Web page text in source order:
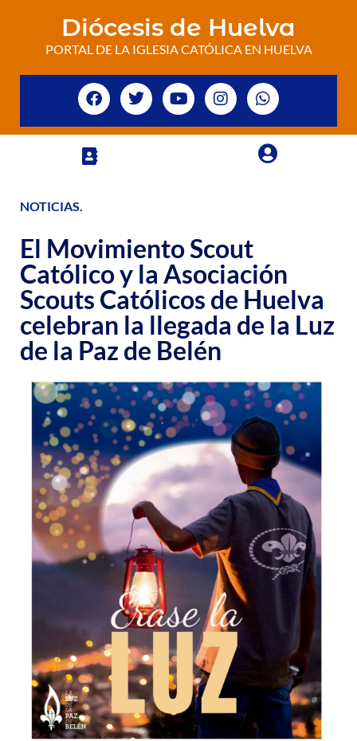
Diócesis de Huelva
PORTAL DE LA IGLESIA CATÓLICA EN HUELVA
NOTICIAS.
El Movimiento Scout
Católico y la Asociación
Scouts Católicos de Huelva
celebran la llegada de la Luz
de la Paz de Belén